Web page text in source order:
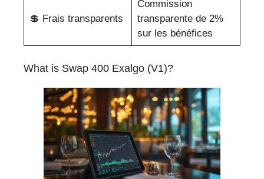
💲 Frais transparents
Commission
transparente de 2%
sur les bénéfices
What is Swap 400 Exalgo (V1)?